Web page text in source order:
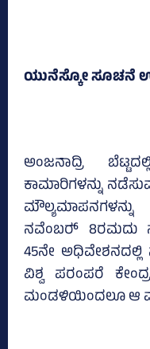
ಯುನೆಸ್ಕೋ ಸೂಚನೆ
ಅಂಜನಾದ್ರಿ
ಕಾಮಾರಿಗಳನ್ನು
ನವೆಂಬರ್‍‌ 8ರಮದು
45ನೇ
ವಿಶ್ವ ಪರಂಪರೆ
ಮಂಡಳಿಯಿಂದಲೂ ಆ